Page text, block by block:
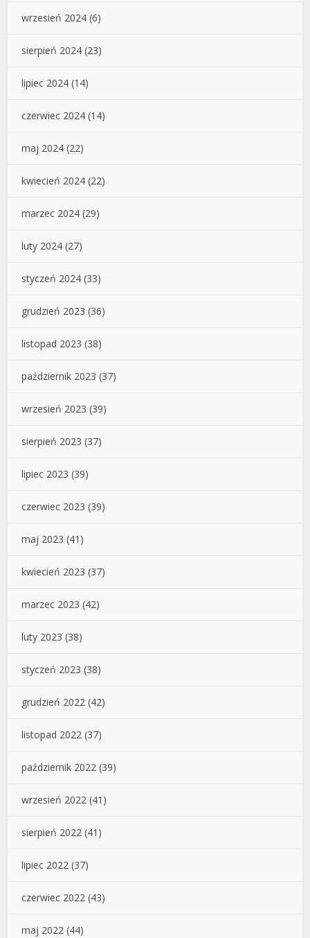
wrzesień 2024 (6)
sierpień 2024 (23)
lipiec 2024 (14)
czerwiec 2024 (14)
maj 2024 (22)
kwiecień 2024 (22)
marzec 2024 (29)
luty 2024 (27)
styczeń 2024 (33)
grudzień 2023 (36)
listopad 2023 (38)
październik 2023 (37)
wrzesień 2023 (39)
sierpień 2023 (37)
lipiec 2023 (39)
czerwiec 2023 (39)
maj 2023 (41)
kwiecień 2023 (37)
marzec 2023 (42)
luty 2023 (38)
styczeń 2023 (38)
grudzień 2022 (42)
listopad 2022 (37)
październik 2022 (39)
wrzesień 2022 (41)
sierpień 2022 (41)
lipiec 2022 (37)
czerwiec 2022 (43)
maj 2022 (44)